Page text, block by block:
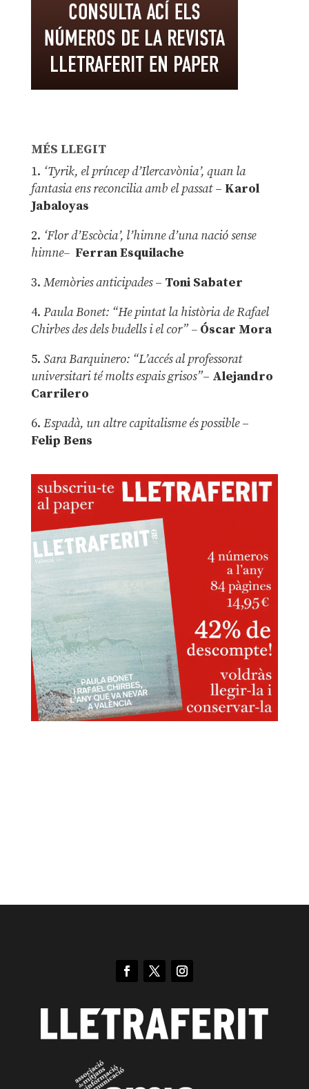
MÉS LLEGIT
1. ‘Tyrik, el príncep d’Ilercavònia’, quan la
fantasia ens reconcilia amb el passat– Karol
Jabaloyas
2. ‘Flor d’Escòcia’, l’himne d’una nació sense
himne– Ferran Esquilache
3. Memòries anticipades– Toni Sabater
4. Paula Bonet: “He pintat la història de Rafael
Chirbes des dels budells i el cor” –Óscar Mora
5. Sara Barquinero: “L’accés al professorat
universitari té molts espais grisos”– Alejandro
Carrilero
6. Espadà, un altre capitalisme és possible –
Felip Bens